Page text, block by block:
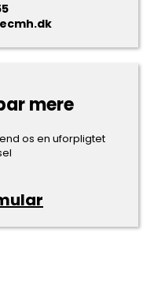
mere
os en uforpligtet